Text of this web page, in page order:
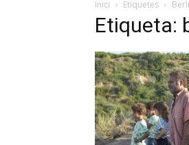
Inici Etiquetes
Etiqueta: